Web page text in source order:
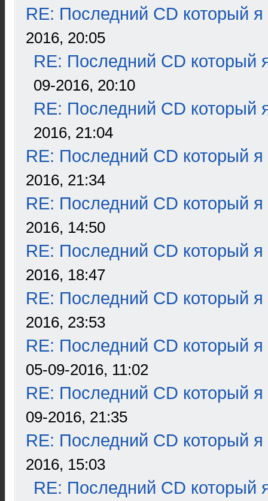
RE: Последний CD который я
2016, 20:05
RE: Последний CD который
09-2016, 20:10
RE: Последний CD который
2016, 21:04
RE: Последний CD который я
2016, 21:34
RE: Последний CD который я
2016, 14:50
RE: Последний CD который я
2016, 18:47
RE: Последний CD который я
2016, 23:53
RE: Последний CD который я
05-09-2016, 11:02
RE: Последний CD который я
09-2016, 21:35
RE: Последний CD который я
2016, 15:03
RE: Последний CD который